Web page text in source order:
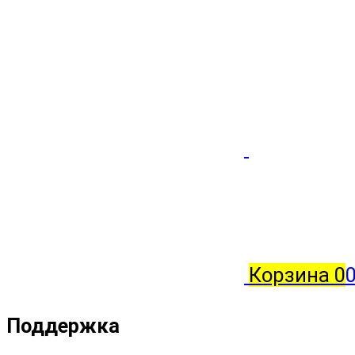
Корзина 0
Поддержка